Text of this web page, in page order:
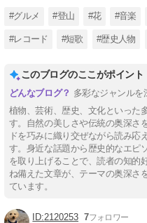
#グルメ #登山 #花 #音楽
#レコード #短歌 #歴史人物
このブログのここがポイント
多彩なジャンル
植物、芸術、歴史、文化といった
す。自然の美しさや伝統の奥深さ
ドを巧みに織り交ぜながら読み応
す。身近な話題から歴史的なエピ
を取り上げることで、読者の知的
ね備えた文章が、テーマの奥深さ
ています。
2120253 7